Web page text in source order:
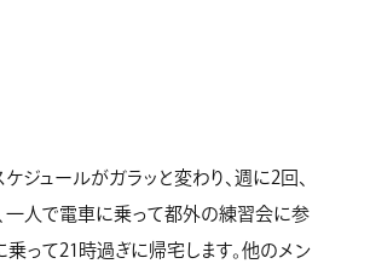
ュールがガラッと変わり、週に2回、
一人で電車に乗って都外の練習会に参
って21時過ぎに帰宅します。他のメン